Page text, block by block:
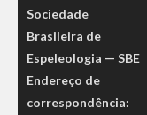
Sociedade
Brasileira de
Espeleologia — SBE
Endereço de
correspondência: